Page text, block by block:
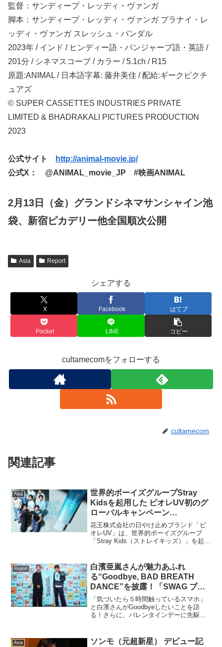
監督：サンディープ・レッディ・ヴァンガ
脚本：サンディープ・レッディ・ヴァンガ プラナイ・レ
ッディ・ヴァンガ スレッシュ・バンダル
2023年 / インド / ヒンディー語・パンジャーブ語・英語 /
201分 / シネマスコープ / カラー / 5.1ch / R15
原題:ANIMAL / 日本語字幕: 藤井美佳 / 配給:ギークピクチ
ュアズ
© SUPER CASSETTES INDUSTRIES PRIVATE
LIMITED & BHADRAKALI PICTURES PRODUCTION
2023
公式サイト
http://animal-movie.jp/
公式X： @ANIMAL_movie_JP #映画ANIMAL
2月13日（金）グランドシネマサンシャイン池
袋、新宿ピカデリー他全国順次公開
Asia Report
シェアする
X Facebook はてブ
Pocket LINE コピー
cultamecomをフォローする
cultamecom
関連記事
Asia
世界的ボーイズグループStray
Kidsを起用した ビオレUV初のグ
ローバルキャンペーン
「SUNLIGHT IS YOUR
SPOTLIGHT.」アンセムフィルム
など2025年4月10日より世界同時
花王株式会社の日やけ止めブランド「ビ
オレUV」は、世界的ボーイズグループ
「Stray Kids（ストレイキッズ）」を起用
SPOTLIGHT.」（太陽こそが、あなた
の...
Report
白濱亜嵐さんが魅力あふれ
る“Goodbye, BAD BREATH
DANCE”を披露！「SWAG ブラ
ンドアンバサダー就任発表会」オ
フィシャルレポート
「気づいたら５時間触っているスマホ」
と白濱さんがGoodbyeしたいことを語
る！さらに、バレンタインデーに先駆け
ルケアブランド『SWAG（スワッグ）』
Asia
ソンモ（元超新星） デビュー記